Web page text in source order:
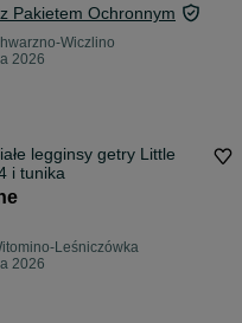
z Pakietem Ochronnym
Wiczlino
2026
legginsy getry Little
i tunika
Leśniczówka
2026